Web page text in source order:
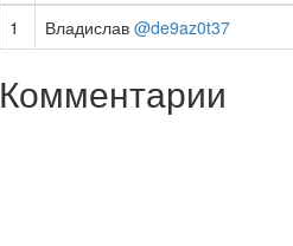
1 Владислав @de9az0t37
Комментарии